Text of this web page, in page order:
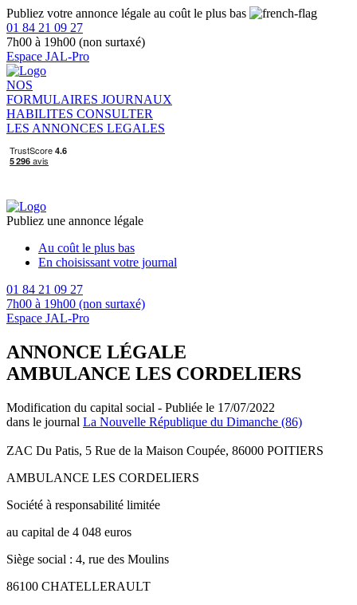
Publiez votre annonce légale au coût le plus bas
01 84 21 09 27
7h00 à 19h00 (non surtaxé)
Espace JAL-Pro
NOS
FORMULAIRES JOURNAUX
HABILITES CONSULTER
LES ANNONCES LEGALES
Publiez une annonce légale
Au coût le plus bas
En choisissant votre journal
01 84 21 09 27
7h00 à 19h00 (non surtaxé)
Espace JAL-Pro
ANNONCE LÉGALE
AMBULANCE LES CORDELIERS
Modification du capital social - Publiée le 17/07/2022
dans le journal La Nouvelle République du Dimanche (86)
ZAC Du Patis, 5 Rue de la Maison Coupée, 86000 POITIERS
AMBULANCE LES CORDELIERS
Société à responsabilité limitée
au capital de 4 048 euros
Siège social : 4, rue des Moulins
86100 CHATELLERAULT